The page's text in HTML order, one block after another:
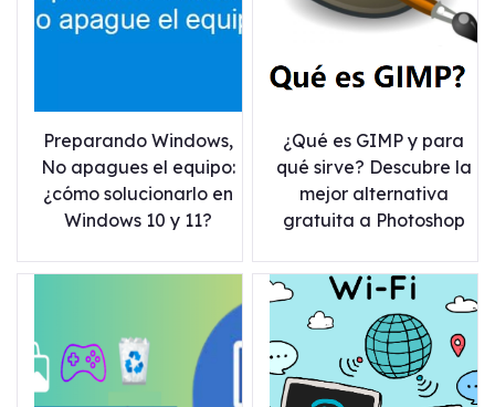
Preparando Windows,
No apagues el equipo:
¿cómo solucionarlo en
Windows 10 y 11?
¿Qué es GIMP y para
qué sirve? Descubre la
mejor alternativa
gratuita a Photoshop